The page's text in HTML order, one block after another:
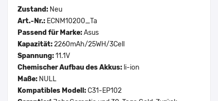
Zustand: Neu
Art.-Nr.: ECNM10200_Ta
Passend für Marke:Asus
Kapazität:2260mAh/25WH/3Cell
Spannung:11.1V
Chemischer Aufbau des Akkus: li-ion
Maße: NULL
Kompatibles Modell:C31-EP102